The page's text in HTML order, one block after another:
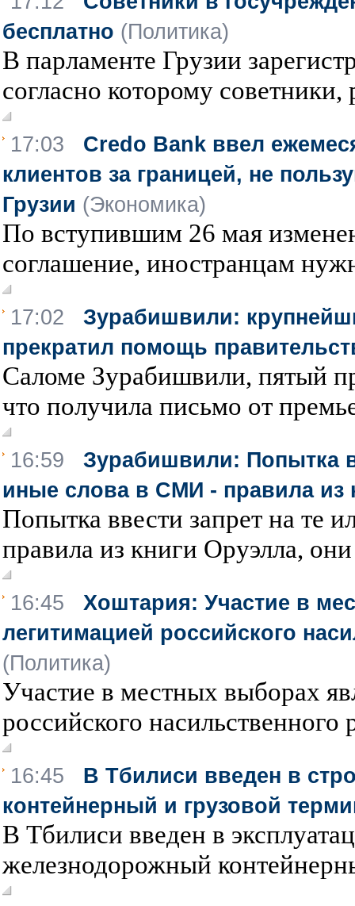
бесплатно (Политика)
В парламенте Грузии
согласно которому
17:03 Credo Bank ввел
клиентов за границей, не
Грузии (Экономика)
По вступившим 26 мая
соглашение, иностранцам
17:02 Зурабишвили:
прекратил помощь
Саломе Зурабишвили, пятый
что получила письмо от
16:59 Зурабишвили: Попытка
иные слова в СМИ - правила из
Попытка ввести запрет на те
правила из книги Оруэлла,
16:45 Хоштария: Участие в
легитимацией российского
(Политика)
Участие в местных выборах
российского насильственного
16:45 В Тбилиси введен в
контейнерный и грузовой
В Тбилиси введен в
железнодорожный